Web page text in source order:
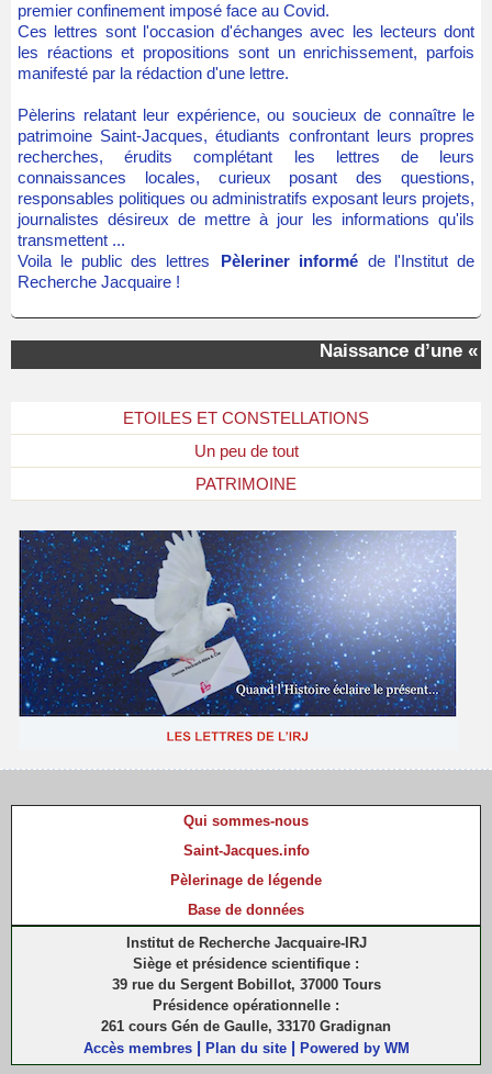
ETOILES ET CONSTELLATIONS
Un peu de tout
PATRIMOINE
premier confinement imposé face au Covid.
Ces lettres sont l'occasion d'échanges avec les lecteurs dont
les réactions et propositions sont un enrichissement, parfois
manifesté par la rédaction d'une lettre.
Pèlerins relatant leur expérience, ou soucieux de connaître le
patrimoine Saint-Jacques, étudiants confrontant leurs propres
recherches, érudits complétant les lettres de leurs
connaissances locales, curieux posant des questions,
responsables politiques ou administratifs exposant leurs projets,
journalistes désireux de mettre à jour les informations qu'ils
transmettent ...
Voila le public des lettres
Pèleriner informé de l'Institut de
Recherche Jacquaire !
Naissance d’une «
Qui sommes-nous
Saint-Jacques.info
Pèlerinage de légende
Base de données
Institut de Recherche Jacquaire-IRJ
Siège et présidence scientifique :
39 rue du Sergent Bobillot, 37000 Tours
Présidence opérationnelle :
261 cours Gén de Gaulle, 33170 Gradignan
Accès membres | Plan du site | Powered by WM